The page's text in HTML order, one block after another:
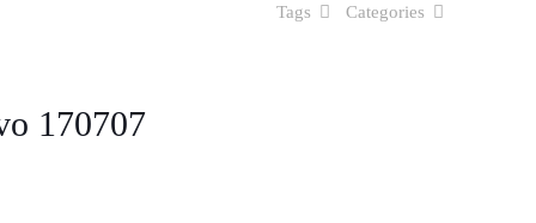
Categories
Tags
170707